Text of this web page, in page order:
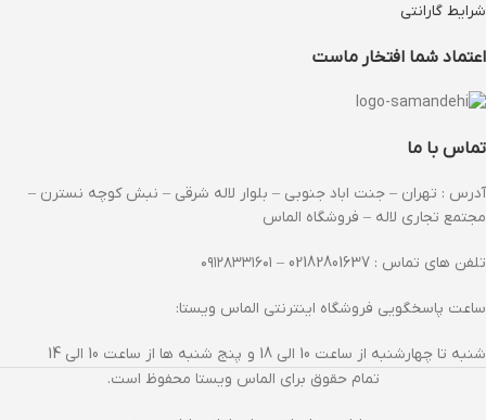
شرایط گارانتی
اعتماد شما افتخار ماست
تماس با ما
آدرس : تهران – جنت اباد جنوبی – بلوار لاله شرقی – نبش کوچه نسترن –
مجتمع تجاری لاله – فروشگاه الماس
تلفن های تماس : 02182801637 – ۰۹۱۲۸۳۳۱۶۰۱
ساعت پاسخگویی فروشگاه اینترنتی الماس ویستا:
شنبه تا چهارشنبه از ساعت 10 الی 18 و پنج شنبه ها از ساعت 10 الی 14
تمام حقوق برای الماس ویستا محفوظ است.